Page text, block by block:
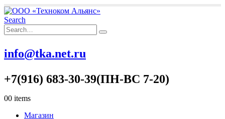
Search
info@tka.net.ru
+7(916) 683-30-39(ПН-ВС 7-20)
00 items
Магазин